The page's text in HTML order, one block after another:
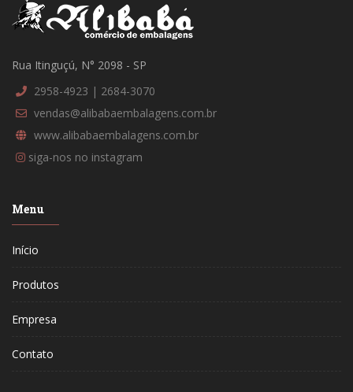
Rua Itinguçú, N° 2098 - SP
2958-4923 | 2684-3070
vendas@alibabaembalagens.com.br
www.alibabaembalagens.com.br
siga-nos no instagram
Menu
Início
Produtos
Empresa
Contato